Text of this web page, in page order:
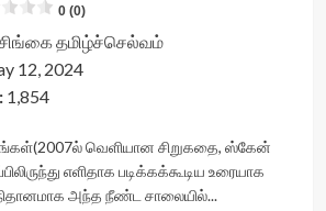
0 (0)
தமிழ்ச்செல்வம்
12, 2024
1,854
(2007ல் வெளியான சிறுகதை, ஸ்கேன்
எளிதாக படிக்கக்கூடிய உரையாக
அந்த நீண்ட சாலையில்...